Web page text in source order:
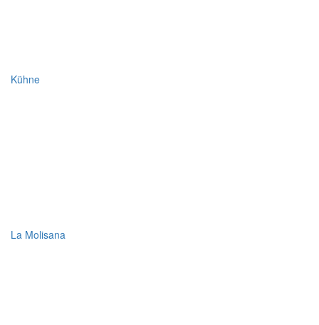
Kühne
La Molisana